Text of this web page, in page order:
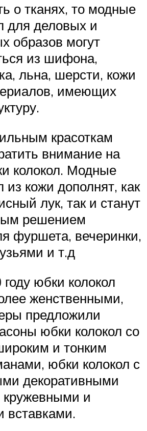
о тканях, то модные
для деловых и
образов могут
из шифона,
льна, шерсти, кожи
имеющих
красоткам
внимание на
колокол. Модные
из кожи дополнят, как
лук, так и станут
решением
фуршета, вечеринки,
и т.д
юбки колокол
женственными,
предложили
юбки колокол со
и тонким
юбки колокол с
декоративными
и
вставками.